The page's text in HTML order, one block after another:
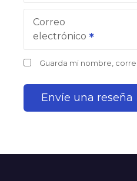
Correo
electrónico
Guarda mi nombre,